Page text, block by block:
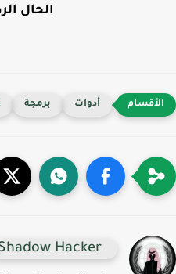
الحال
أدوات برمجة
Shadow Hacker